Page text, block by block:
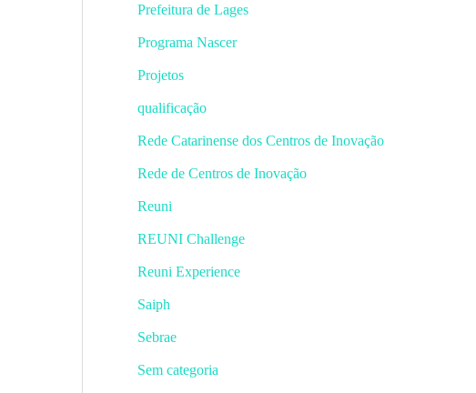
Prefeitura de Lages
Programa Nascer
Projetos
qualificação
Rede Catarinense dos Centros de Inovação
Rede de Centros de Inovação
Reuni
REUNI Challenge
Reuni Experience
Saiph
Sebrae
Sem categoria